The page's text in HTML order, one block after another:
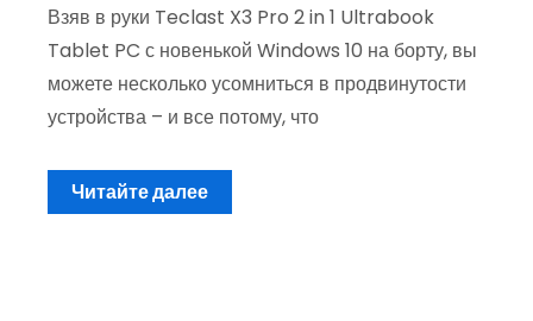
Взяв в руки Teclast X3 Pro 2 in 1 Ultrabook
Tablet PC с новенькой Windows 10 на борту, вы
можете несколько усомниться в продвинутости
устройства – и все потому, что
Читайте далее